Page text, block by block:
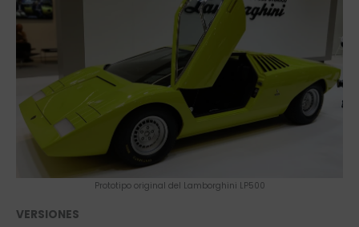
Prototipo original del Lamborghini LP500
VERSIONES